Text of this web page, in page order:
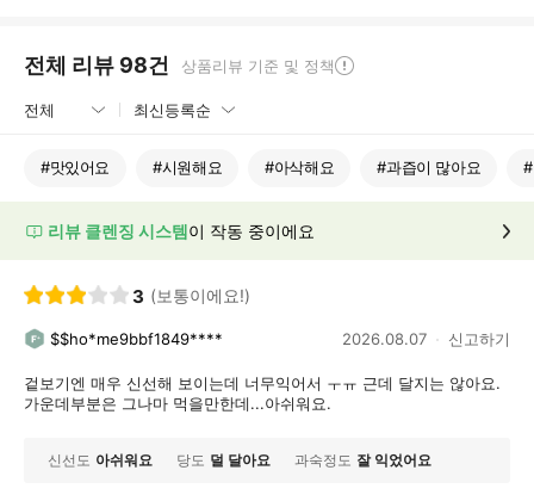
전체 리뷰 98건 상품리뷰 기준 및 정책
#맛있어요 #시원해요 #아삭해요 #과즙이 많아요 #
리뷰 클렌징 시스템이 작동 중이에요
3 (보통이에요!)
$$ho*me9bbf1849**** 2026.08.07 신고하기
겉보기엔 매우 신선해 보이는데 너무익어서 ㅜㅠ 근데 달지는 않아요.
가운데부분은 그나마 먹을만한데...아쉬워요.
신선도 아쉬워요 당도 덜 달아요 과숙정도 잘 익었어요